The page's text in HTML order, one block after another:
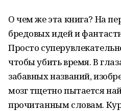
О чем же эта книга? На
бредовых идей и
Просто
чтобы убить время. В
забавных названий,
мозг тщетно пытается
прочитанным словам.